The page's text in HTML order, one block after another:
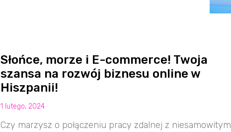
Słońce, morze i E-commerce! Twoja
szansa na rozwój biznesu online w
Hiszpanii!
1 lutego, 2024
Czy marzysz o połączeniu pracy zdalnej z niesamowitym